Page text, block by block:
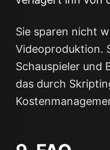
Sie sparen nicht
Videoproduktion.
Schauspieler und
das durch